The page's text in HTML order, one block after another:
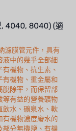
, 4040, 8040) (適
濾膜管元件，具有
中的幾乎全部細
機物、抗生素、
有機物、重金屬和
脫除率，而保留部
等有益的營養礦物
飲水、礦泉水、軟
有機物濃度廢水的
部分無機鹽、有機